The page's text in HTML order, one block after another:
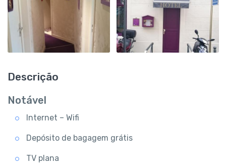
Descrição
Notável
Internet – Wifi
Depósito de bagagem grátis
TV plana